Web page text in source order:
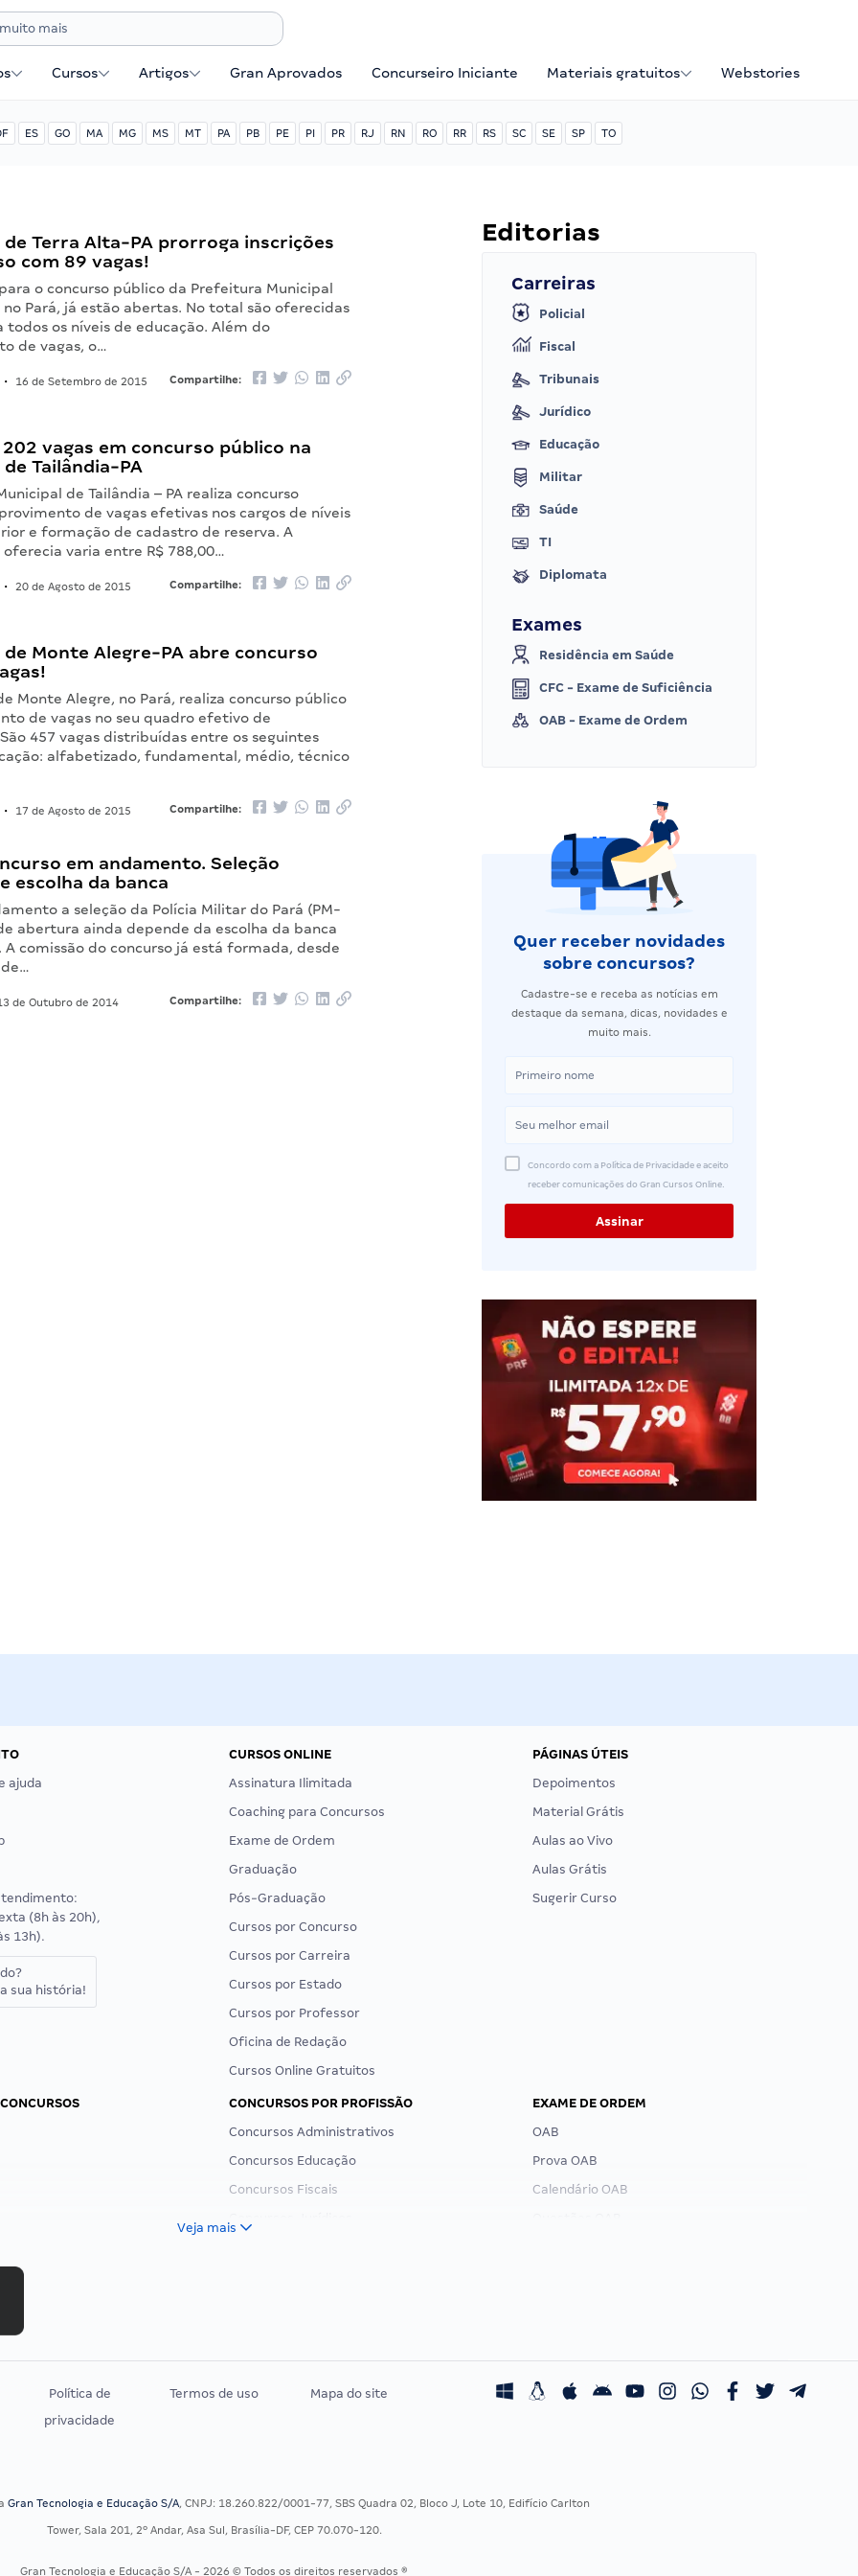
Cursos Artigos Gran Aprovados Concurseiro Iniciante Materiais gratuitos Webstories
ES GO MA MG MS MT PA PB PE PI PR RJ RN RO RR RS SC SE SP TO
Terra Alta-PA prorroga inscrições
com 89 vagas!
o concurso público da Prefeitura Municipal
no Pará, já estão abertas. No total são oferecidas
todos os níveis de educação. Além do
de vagas, o…
• 16 de Setembro de 2015 Compartilhe:
vagas em concurso público na
Tailândia-PA
de Tailândia – PA realiza concurso
de vagas efetivas nos cargos de níveis
e formação de cadastro de reserva. A
varia entre R$ 788,00…
• 20 de Agosto de 2015 Compartilhe:
Monte Alegre-PA abre concurso
Monte Alegre, no Pará, realiza concurso público
de vagas no seu quadro efetivo de
457 vagas distribuídas entre os seguintes
alfabetizado, fundamental, médio, técnico
• 17 de Agosto de 2015 Compartilhe:
em andamento. Seleção
escolha da banca
a seleção da Polícia Militar do Pará (PM-
abertura ainda depende da escolha da banca
A comissão do concurso já está formada, desde
de Outubro de 2014 Compartilhe:
Editorias
Carreiras
Policial
Fiscal
Tribunais
Jurídico
Educação
Militar
Saúde
TI
Diplomata
Exames
Residência em Saúde
CFC - Exame de Suficiência
OAB - Exame de Ordem
Quer receber novidades
sobre concursos?
Cadastre-se e receba as notícias em
destaque da semana, dicas, novidades e
muito mais.
Concordo com a Política de Privacidade e aceito
receber comunicações do Gran Cursos Online.
ajuda
(8h às 20h),
13h).
sua história!
CURSOS ONLINE
Assinatura Ilimitada
Coaching para Concursos
Exame de Ordem
Graduação
Pós-Graduação
Cursos por Concurso
Cursos por Carreira
Cursos por Estado
Cursos por Professor
Oficina de Redação
Cursos Online Gratuitos
PÁGINAS ÚTEIS
Depoimentos
Material Grátis
Aulas ao Vivo
Aulas Grátis
Sugerir Curso
CONCURSOS POR PROFISSÃO
Concursos Administrativos
Concursos Educação
Concursos Fiscais
Residência Multiprofissional
EXAME DE ORDEM
OAB
Prova OAB
Calendário OAB
Veja mais
Política de
privacidade
Termos de uso Mapa do site
Gran Tecnologia e Educação S/A, CNPJ: 18.260.822/0001-77, SBS Quadra 02, Bloco J, Lote 10, Edifício Carlton
Tower, Sala 201, 2º Andar, Asa Sul, Brasília-DF, CEP 70.070-120.
Gran Tecnologia e Educação S/A - 2026 © Todos os direitos reservados ®